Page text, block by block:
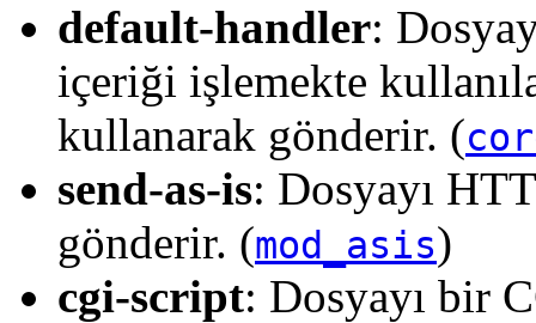
default-handler:
içeriği işlemekte
kullanarak gönderir. (
send-as-is: Dosyayı
gönderir. (mod_asis)
cgi-script: Dosyayı bir